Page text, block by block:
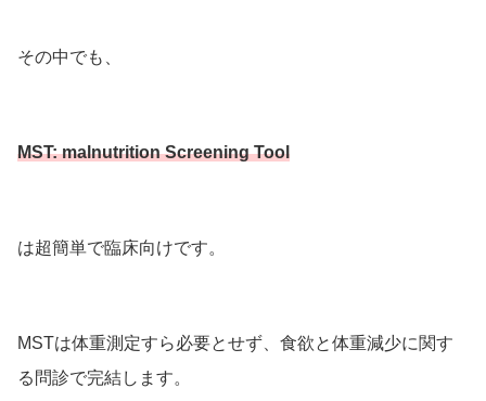
その中でも、
MST: malnutrition Screening Tool
は超簡単で臨床向けです。
MSTは体重測定すら必要とせず、食欲と体重減少に関す
る問診で完結します。